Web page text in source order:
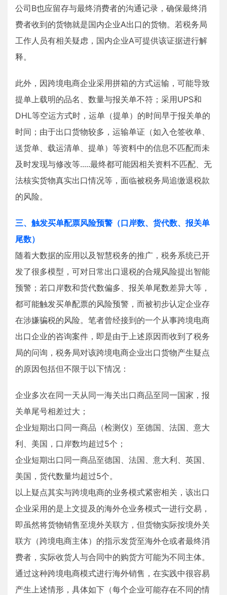
公司B也应留存与最终消费者的沟通记录，确保最终消
费者收到的货物就是国内企业A出口的货物。若税务局
工作人员有相关疑虑，国内企业A可提供该证据进行解
释。
此外，因跨境电商企业采用拼箱的方式运输，可能导致
提单上载明的品名、数量与报关单不符；采用UPS和
DHL等空运方式时，运单（提单）的时间早于报关单的
时间；由于出口货物较多，运输单证（如入仓签收单、
送货单、载运清单、提单）等资料中的信息不匹配而未
及时发现与修改等.....最终都可能因相关资料不匹配、无
法核实货物真实出口情况等，面临被税务局追缴退税款
的风险。
三、触发买单配票风险预警（口岸数、货代数、报关单
尾数）
随着大数据的应用以及智慧税务的推广，税务系统已开
发了很多模型，可对日常出口退税的合规风险提出智能
预警；若口岸数和货代数偏多、报关单尾数差异大等，
都可能触发买单配票的风险预警，而被初步认定企业存
在涉嫌骗税的风险。笔者曾经接到的一个从事跨境电商
出口企业的咨询案件，即是由于上述原因而收到了税务
局的问询，税务局对该跨境电商企业出口货物产生疑点
的原因包括但不限于以下情况：
企业多次在同一天从同一海关出口商品至同一国家，报
关单尾号相差过大；
企业短期出口同一商品（检测仪）至德国、法国、意大
利、美国，口岸数均超过5个；
企业短期出口同一商品至德国、法国、意大利、英国、
美国，货代数量均超过5个。
以上疑点其实与跨境电商的业务模式紧密相关，该出口
企业采用的是上文提及的海外仓业务模式一进行交易，
即虽然将货物销售至境外关联方，但货物实际按境外关
联方（跨境电商主体）的指示发货至海外仓或者最终消
费者，实际收货人与合同中的购货方可能为不同主体。
通过这种跨境电商模式进行海外销售，在实践中很容易
产生上述情形，具体如下（每个企业可能存在不同的情